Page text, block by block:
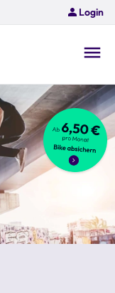
Login